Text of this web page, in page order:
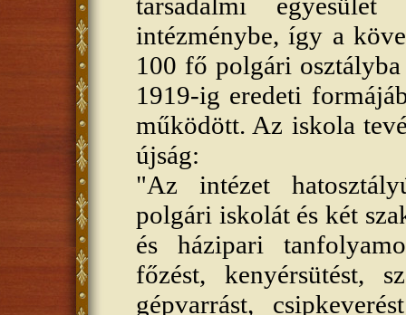
intézménybe, így a
100 fő polgári
1919-ig eredeti
működött. Az iskola
újság:
"Az intézet
polgári iskolát és két
és házipari
főzést, kenyérsütést,
gépvarrást,